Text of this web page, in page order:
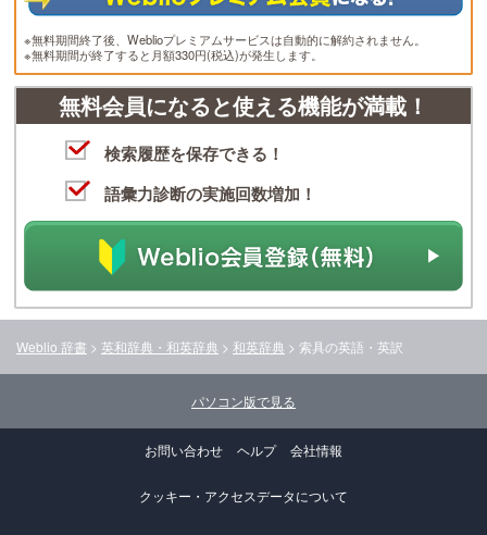
※無料期間終了後、Weblioプレミアムサービスは自動的に解約されません。
※無料期間が終了すると月額330円(税込)が発生します。
無料会員になると使える機能が満載！
検索履歴を保存できる！
語彙力診断の実施回数増加！
Weblio 辞書 > 英和辞典・和英辞典 > 和英辞典 > 索具の英語・英訳
パソコン版で見る
お問い合わせ ヘルプ 会社情報
クッキー・アクセスデータについて